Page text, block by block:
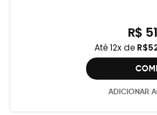
R$
Até 12x de
ADICIONAR